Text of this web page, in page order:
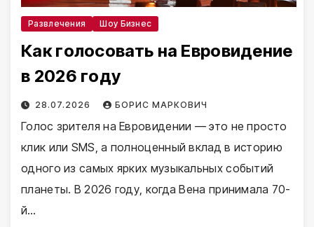
Развлечения Шоу Бизнес
Как голосовать на Евровидение
в 2026 году
28.07.2026 БОРИС МАРКОВИЧ
Голос зрителя на Евровидении — это не просто
клик или SMS, а полноценный вклад в историю
одного из самых ярких музыкальных событий
планеты. В 2026 году, когда Вена принимала 70-
й…